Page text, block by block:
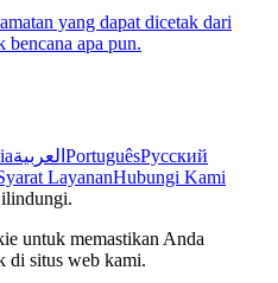
yang dapat dicetak dari
apa pun.
العربية PortuguêsPусский
LayananHubungi Kami
untuk memastikan Anda
di situs web kami.